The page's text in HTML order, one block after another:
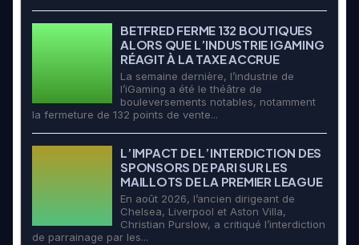
BETFRED FERME 132 BOUTIQUES
ALORS QUE L’INDUSTRIE IGAMING
RÉAGIT À LA TAXE ACCRUE
La semaine dernière, l’industrie de
l’iGaming a été le théâtre de
bouleversements notables, notamment
la fermeture de 132 points de vente...
L’IMPACT DE L’INTERDICTION DES
SPONSORS DE PARI SUR LES
MAILLOTS DE LA PREMIER LEAGUE
En août 2026, l’ancien dirigeant de
Chelsea, Liverpool et Aston Villa,
Christian Purslow, a critiqué l’interdiction
de parrainage par les...